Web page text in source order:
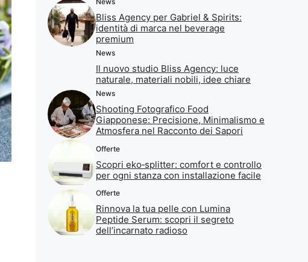
Bliss Agency per Gabriel & Spirits:
identità di marca nel beverage
premium
News
Il nuovo studio Bliss Agency: luce
naturale, materiali nobili, idee chiare
News
Shooting Fotografico Food
Giapponese: Precisione, Minimalismo e
Atmosfera nel Racconto dei Sapori
Offerte
Scopri eko‑splitter: comfort e controllo
per ogni stanza con installazione facile
Offerte
Rinnova la tua pelle con Lumina
Peptide Serum: scopri il segreto
dell’incarnato radioso